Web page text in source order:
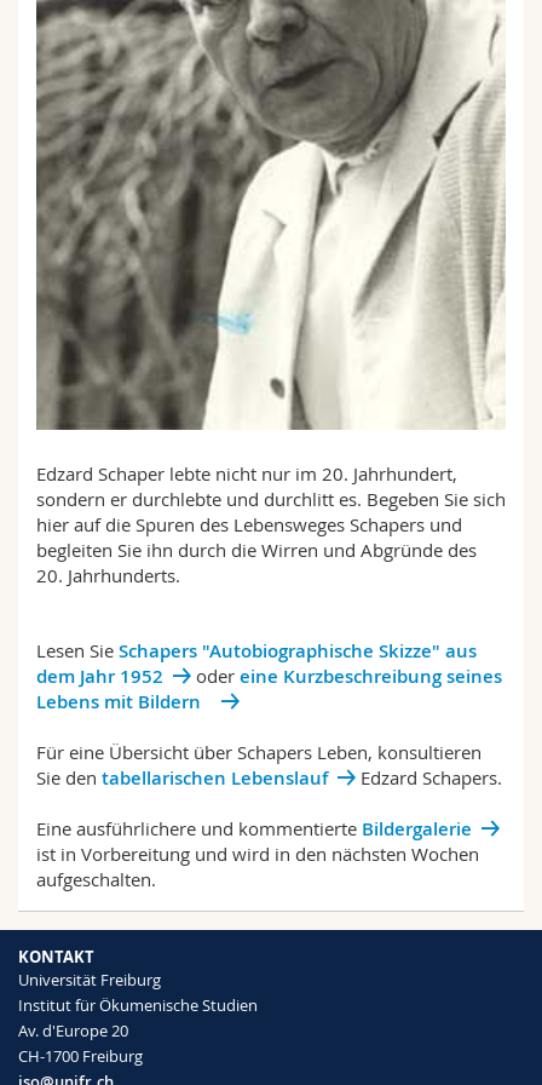
Math.-Nat. und Med. Fak.
Interfakultär
Mitarbeitende
Doktorierende
Webmail
Vorlesungsverzeichnis
MyUnifr
Edzard Schaper lebte nicht nur im 20. Jahrhundert,
sondern er durchlebte und durchlitt es. Begeben Sie sich
hier auf die Spuren des Lebensweges Schapers und
begleiten Sie ihn durch die Wirren und Abgründe des
20. Jahrhunderts.
Lesen Sie Schapers "Autobiographische Skizze" aus
dem Jahr 1952
oder eine Kurzbeschreibung seines
Lebens mit Bildern
Für eine Übersicht über Schapers Leben, konsultieren
Sie den tabellarischen Lebenslauf Edzard Schapers.
Eine ausführlichere und kommentierte Bildergalerie
ist in Vorbereitung und wird in den nächsten Wochen
aufgeschalten.
KONTAKT
Universität Freiburg
Institut für Ökumenische Studien
Av. d'Europe 20
CH-1700 Freiburg